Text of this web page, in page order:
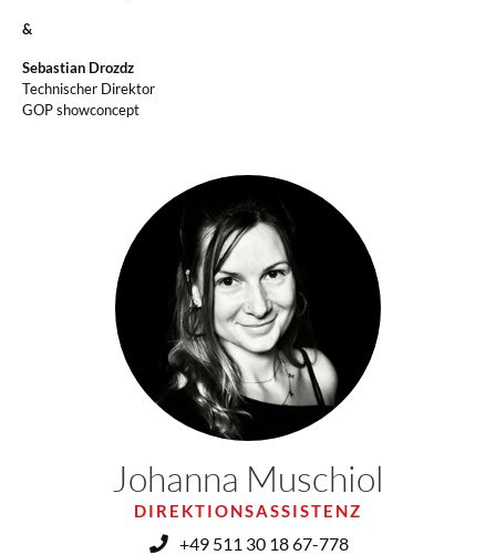
&
Sebastian Drozdz
Technischer Direktor
GOP showconcept
Johanna Muschiol
DIREKTIONSASSISTENZ
+49 511 30 18 67-778